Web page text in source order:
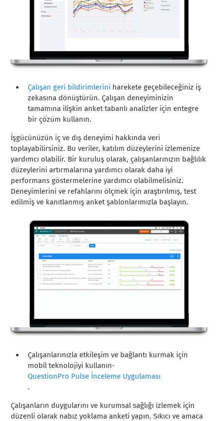
Çalışan geri bildirimlerini harekete geçebileceğiniz iş
zekasına dönüştürün. Çalışan deneyiminizin
tamamına ilişkin anket tabanlı analizler için entegre
bir çözüm kullanın.
İşgücünüzün iç ve dış deneyimi hakkında veri
toplayabilirsiniz. Bu veriler, katılım düzeylerini izlemenize
yardımcı olabilir. Bir kuruluş olarak, çalışanlarınızın bağlılık
düzeylerini artırmalarına yardımcı olarak daha iyi
performans göstermelerine yardımcı olabilmelisiniz.
Deneyimlerini ve refahlarını ölçmek için araştırılmış, test
edilmiş ve kanıtlanmış anket şablonlarımızla başlayın.
Çalışanlarınızla etkileşim ve bağlantı kurmak için
mobil teknolojiyi kullanın-
QuestionPro Pulse İnceleme Uygulaması
.
Çalışanların duygularını ve kurumsal sağlığı izlemek için
düzenli olarak nabız yoklama anketi yapın. Sıkıcı ve amaca